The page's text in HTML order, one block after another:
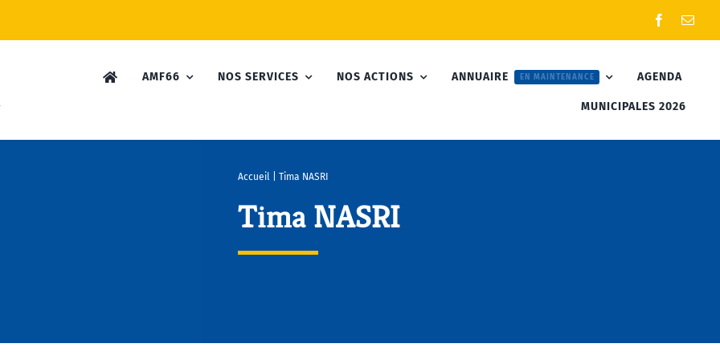
AMF66 NOS SERVICES NOS ACTIONS ANNUAIRE EN MAINTENANCE AGENDA
MUNICIPALES 2026
Accueil| Tima NASRI
Tima NASRI